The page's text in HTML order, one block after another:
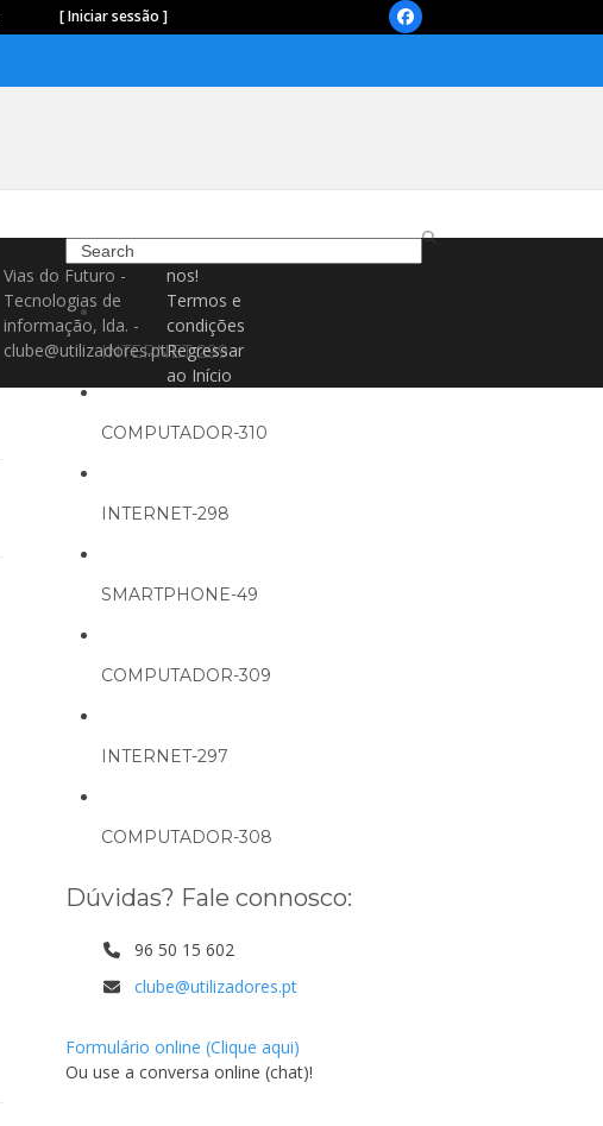
[ Iniciar sessão ] Facebook
Search
INTERNET-299
COMPUTADOR-310
INTERNET-298
SMARTPHONE-49
COMPUTADOR-309
INTERNET-297
COMPUTADOR-308
Dúvidas? Fale connosco:
96 50 15 602
clube@utilizadores.pt
Formulário online (Clique aqui)
Ou use a conversa online (chat)!
Vias do Futuro -
Tecnologias de
informação, lda. -
clube@utilizadores.pt
nos!
Termos e
condições
Regressar
ao Início